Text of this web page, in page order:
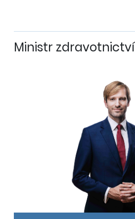
Ministr zdravotnictví